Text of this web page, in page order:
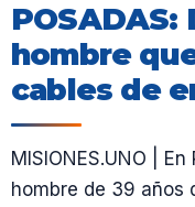
hombre
cables de
MISIONES.UNO |
hombre de 39 años